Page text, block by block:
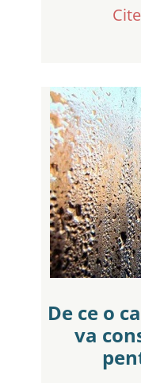
De ce o
va